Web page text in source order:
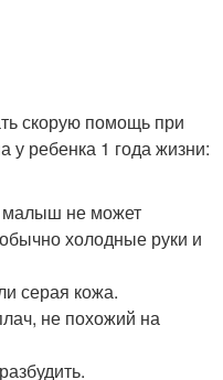
скорую помощь при
ребенка 1 года жизни:
малыш не может
холодные руки и
серая кожа.
не похожий на